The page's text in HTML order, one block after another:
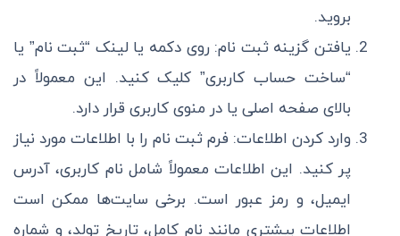
بروید.
یافتن گزینه ثبت نام: روی دکمه یا لینک “ثبت نام” یا
“ساخت حساب کاربری” کلیک کنید. این معمولاً در
بالای صفحه اصلی یا در منوی کاربری قرار دارد.
وارد کردن اطلاعات: فرم ثبت نام را با اطلاعات مورد نیاز
پر کنید. این اطلاعات معمولاً شامل نام کاربری، آدرس
ایمیل، و رمز عبور است. برخی سایت‌ها ممکن است
اطلاعات بیشتری مانند نام کامل، تاریخ تولد، و شماره